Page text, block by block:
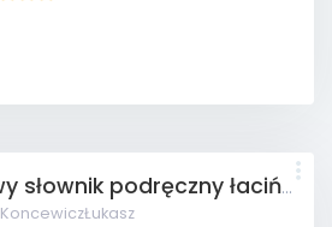
Nowy słownik podręczny łacińsko-polski
KoncewiczŁukasz